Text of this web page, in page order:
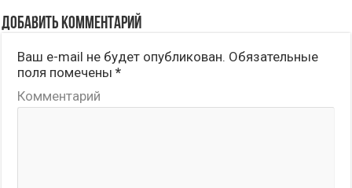
Добавить комментарий
Ваш e-mail не будет опубликован. Обязательные
поля помечены*
Комментарий